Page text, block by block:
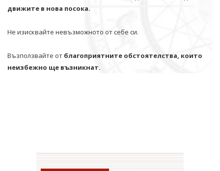
движите в нова посока.
Не изисквайте невъзможното от себе си.
Възползвайте от благоприятните обстоятелства, които
неизбежно ще възникнат.